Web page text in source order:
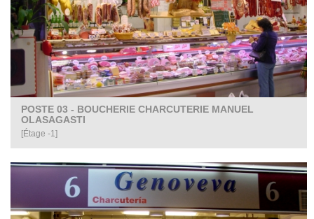
POSTE 03 - BOUCHERIE CHARCUTERIE MANUEL
OLASAGASTI
[Étage -1]